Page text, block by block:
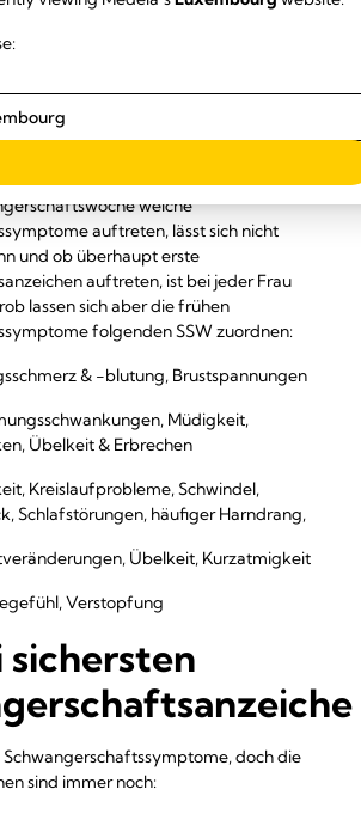
wahrscheinlich schwanger.
treten frühe
welche
auftreten, lässt sich nicht
und ob überhaupt erste
auftreten, ist bei jeder Frau
lassen sich aber die frühen
folgenden SSW zuordnen:
& -blutung, Brustspannungen
Müdigkeit,
Übelkeit & Erbrechen
Kreislaufprobleme, Schwindel,
Schlafstörungen, häufiger Harndrang,
Übelkeit, Kurzatmigkeit
Verstopfung
sichersten
doch die
sind immer noch: